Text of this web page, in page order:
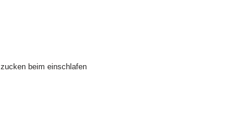
zucken beim einschlafen